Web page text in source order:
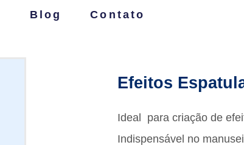
Blog Contato
Efeitos
Ideal para criação de
Indispensável no